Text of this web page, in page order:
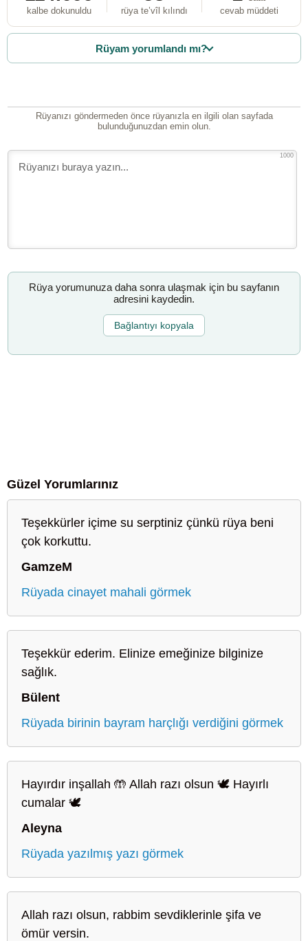
kalbe dokunuldu rüya te’vîl kılındı
cevab müddeti
Rüyam yorumlandı mı?
Rüyanızı göndermeden önce rüyanızla en ilgili olan sayfada
bulunduğunuzdan emin olun.
1000
Rüya yorumunuza daha sonra ulaşmak için bu sayfanın
adresini kaydedin.
Bağlantıyı kopyala
Güzel Yorumlarınız
Teşekkürler içime su serptiniz çünkü rüya beni
çok korkuttu.
GamzeM
Rüyada cinayet mahali görmek
Teşekkür ederim. Elinize emeğinize bilginize
sağlık.
Bülent
Rüyada birinin bayram harçlığı verdiğini görmek
Hayırdır inşallah 🤲 Allah razı olsun 🕊️ Hayırlı
cumalar 🕊️
Aleyna
Rüyada yazılmış yazı görmek
Allah razı olsun, rabbim sevdiklerinle şifa ve
ömür versin.